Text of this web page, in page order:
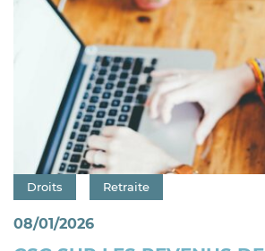
Catégorie : "
Droits Retraite
08/01/2026